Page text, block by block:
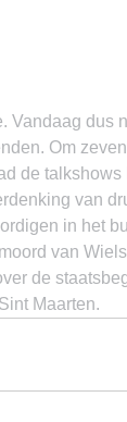
Vandaag dus
Om
de talkshows
van
in het
van
de
Maarten.